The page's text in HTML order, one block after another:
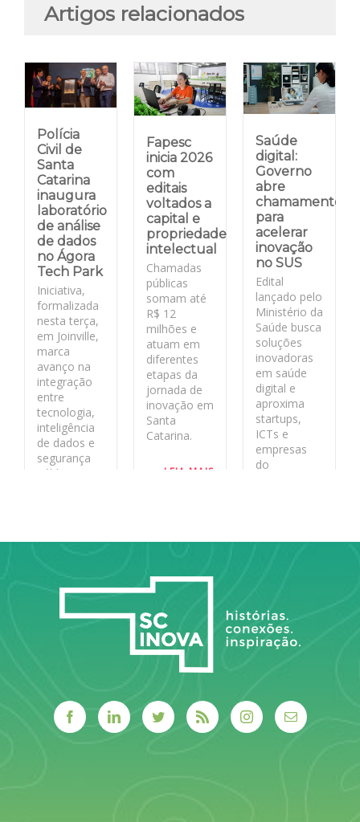
Artigos relacionados
Polícia
Civil de
Santa
Catarina
inaugura
laboratório
de análise
de dados
no Ágora
Tech Park
Iniciativa,
formalizada
nesta terça,
em Joinville,
marca
avanço na
integração
entre
tecnologia,
inteligência
de dados e
segurança
pública no
Fapesc
inicia 2026
com
editais
voltados a
capital e
propriedade
intelectual
Chamadas
públicas
somam até
R$ 12
milhões e
atuam em
diferentes
etapas da
jornada de
inovação em
Santa
Catarina.
LEIA MAIS
Saúde
digital:
Governo
abre
chamamento
para
acelerar
inovação
no SUS
Edital
lançado pelo
Ministério da
Saúde busca
soluções
inovadoras
em saúde
digital e
aproxima
startups,
ICTs e
empresas
do
sistema